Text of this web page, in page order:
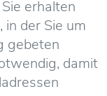
erhalten
in der Sie um
gebeten
damit